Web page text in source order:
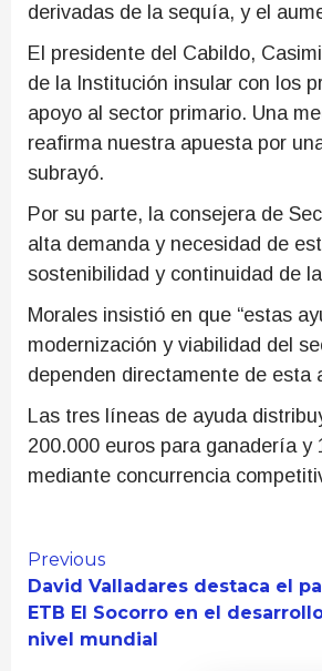
derivadas de la sequía, y el
El presidente del Cabildo,
de la Institución insular con los
apoyo al sector primario. Una
reafirma nuestra apuesta por
subrayó.
Por su parte, la consejera de
alta demanda y necesidad de
sostenibilidad y continuidad de
Morales insistió en que “estas
modernización y viabilidad del
dependen directamente de esta
Las tres líneas de ayuda
200.000 euros para ganadería
mediante concurrencia
Continue
Reading
Previous
David Valladares destaca el
ETB El Socorro en el
nivel mundial